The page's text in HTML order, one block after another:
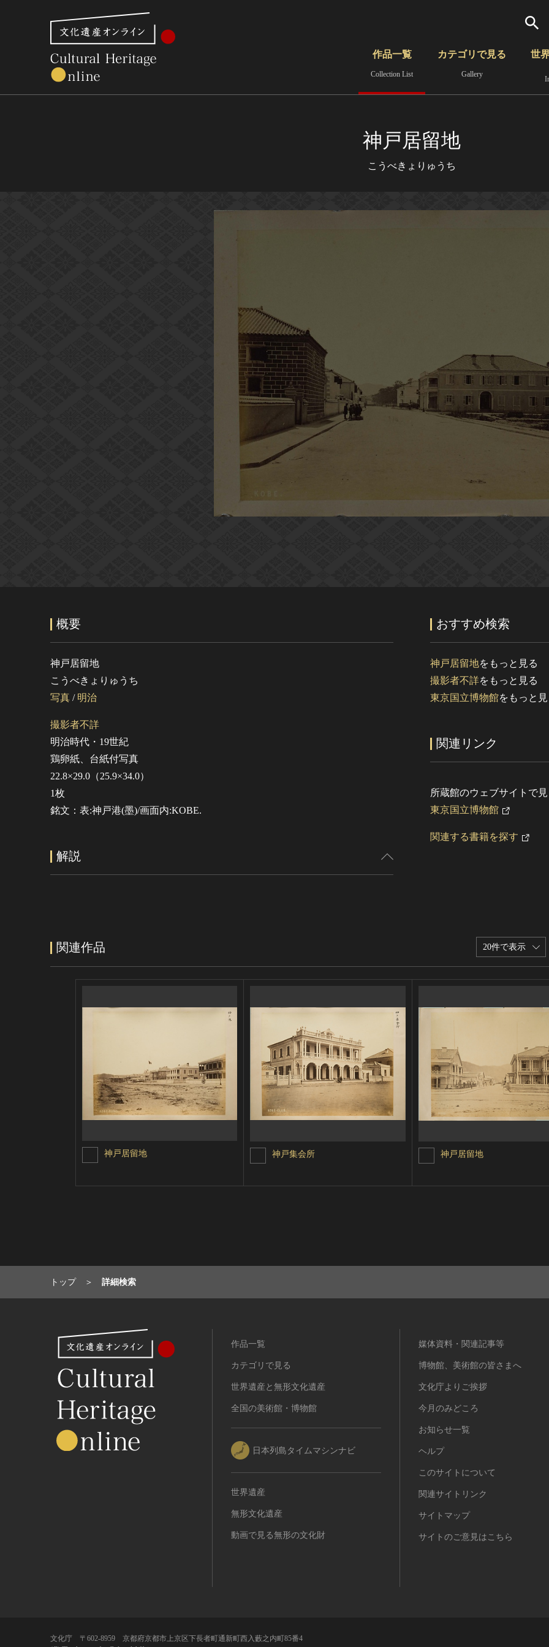
さらに詳細検索
作品一覧
Collection List
カテゴリで見る
Gallery
世
神戸居留地
こうべきょりゅうち
概要
神戸居留地
こうべきょりゅうち
写真 / 明治
撮影者不詳
明治時代・19世紀
鶏卵紙、台紙付写真
22.8×29.0（25.9×34.0）
1枚
銘文：表:神戸港(墨)/画面内:KOBE.
解説
おすすめ検索
神戸居留地をもっと見る
撮影者不詳をもっと見る
東京国立博物館をもっと
関連リンク
所蔵館のウェブサイトで
東京国立博物館
関連する書籍を探す
関連作品 20件で表示
神戸居留地 神戸集会所 神戸居留地
トップ 詳細検索
作品一覧
カテゴリで見る
世界遺産と無形文化遺産
全国の美術館・博物館
日本列島タイムマシンナビ
世界遺産
無形文化遺産
動画で見る無形の文化財
媒体資料・関連記事等
博物館、美術館の皆さまへ
文化庁よりご挨拶
今月のみどころ
お知らせ一覧
ヘルプ
このサイトについて
関連サイトリンク
サイトマップ
サイトのご意見はこちら
文化庁 〒602-8959 京都府京都市上京区下長者町通新町西入藪之内町85番4